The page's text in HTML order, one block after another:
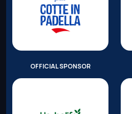
OFFICIAL SPONSOR